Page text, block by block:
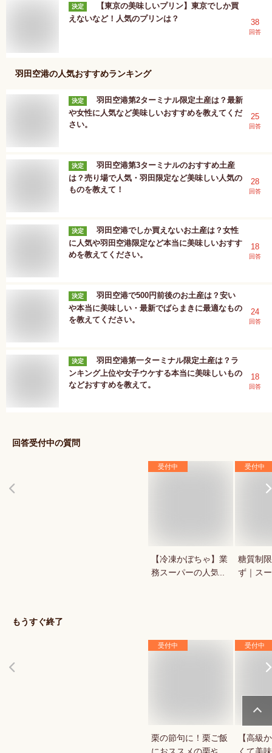
決定
【東京の美味しいプリン】東京でしか買
えないなど！人気のプリンは？
38
回答
羽田空港の人気おすすめランキング
決定
羽田空港第2ターミナル限定土産は？最新
や女性に人気など美味しいおすすめを教えてくだ
さい。
25
回答
決定
羽田空港第3ターミナルのおすすめ土産
は？売り場で人気・羽田限定など美味しい人気の
ものを教えて！
28
回答
決定
羽田空港でしか買えないお土産は？女性
に人気や羽田空港限定など本当に美味しいおすす
めを教えてください。
18
回答
決定
羽田空港で500円前後のお土産は？安い
や本当に美味しい・最新でばらまきに最適なもの
を教えてください。
24
回答
決定
羽田空港第一ターミナル限定土産は？ラ
ンキング上位や女子ウケする本当に美味しいもの
などおすすめを教えて。
18
回答
回答受付中の質問
受付中
【冷凍かぼちゃ】業
務スーパーの人気商
受付中
糖質制
ず｜ス
もうすぐ終了
受付中
栗の節句に！栗ご飯
受付中
【高級